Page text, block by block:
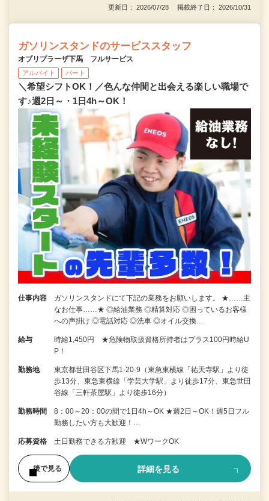
更新日： 2026/07/28 掲載終了日： 2026/10/31
ガソリンスタンドのサービススタッフ
オブリプラーザ下馬 フルサービス
アルバイト パート
＼希望シフトOK！／色んな仲間と出会える楽しい職場で
す♪週2日～・1日4h～OK！
仕事内容
ガソリンスタンドにて下記の業務をお願いします。 ★……主
なお仕事……★ ◎給油業務 ◎精算対応 ◎困っているお客様
への声掛け ◎電話対応 ◎洗車 ◎オイル交換…
給与
時給1,450円 ★危険物取扱資格所持者はプラス100円時給U
P！
勤務地
東京都世田谷区下馬1-20-9（東急東横線「祐天寺駅」より徒
歩13分、東急東横線「学芸大学駅」より徒歩17分、東急世田
谷線「三軒茶屋駅」より徒歩16分）
勤務時間
8：00～20：00の間で1日4h～OK ★週2日～OK！週5日フル
勤務したい方も大歓迎！…
応募資格 土日勤務できる方歓迎 ★WワークOK
後で見る 詳細を見る